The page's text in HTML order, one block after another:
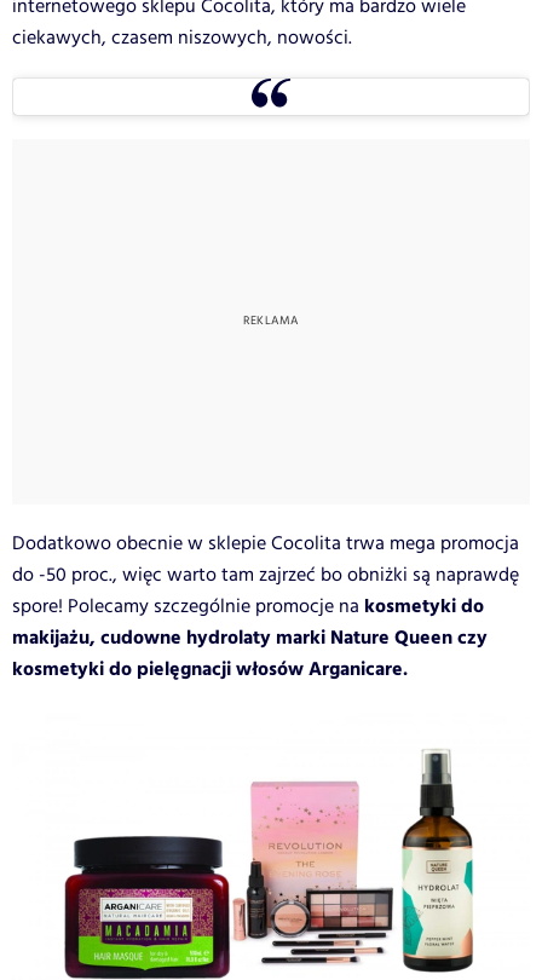
internetowego sklepu Cocolita, który ma bardzo wiele
ciekawych, czasem niszowych, nowości.
Dodatkowo obecnie w sklepie Cocolita trwa mega promocja
do -50 proc., więc warto tam zajrzeć bo obniżki są naprawdę
spore! Polecamy szczególnie promocje na kosmetyki do
makijażu, cudowne hydrolaty marki Nature Queen czy
kosmetyki do pielęgnacji włosów Arganicare.